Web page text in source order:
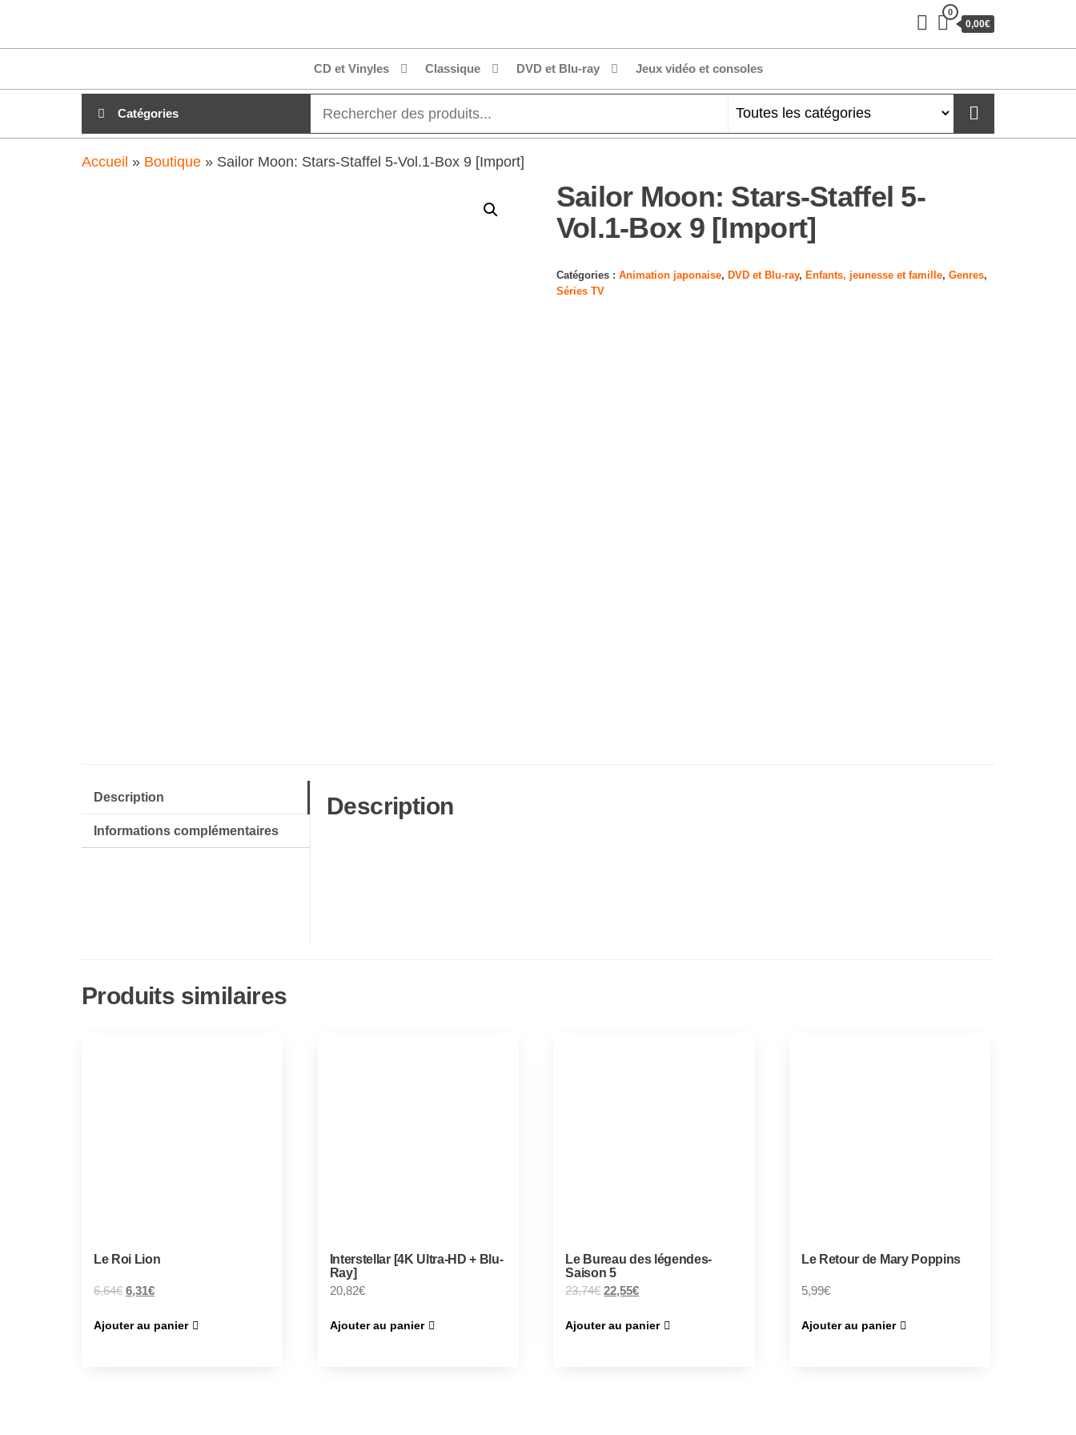
clubdial.fr
0
0,00€
CD et Vinyles Classique DVD et Blu-ray Jeux vidéo et consoles
Catégories
Accueil » Boutique » Sailor Moon: Stars-Staffel 5-Vol.1-Box 9 [Import]
Sailor Moon: Stars-Staffel 5-
Vol.1-Box 9 [Import]
Catégories : Animation japonaise, DVD et Blu-ray, Enfants, jeunesse et famille, Genres,
Séries TV
Description
Informations complémentaires
Description
Produits similaires
Le Roi Lion
6,64€ 6,31€
Ajouter au panier
Interstellar [4K Ultra-HD + Blu-
Ray]
20,82€
Ajouter au panier
Le Bureau des légendes-
Saison 5
23,74€ 22,55€
Ajouter au panier
Le Retour de Mary Poppins
5,99€
Ajouter au panier